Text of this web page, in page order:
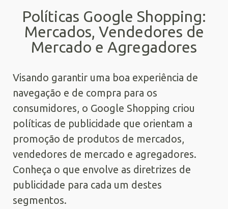
Políticas Google Shopping:
Mercados, Vendedores de
Mercado e Agregadores
Visando garantir uma boa experiência de
navegação e de compra para os
consumidores, o Google Shopping criou
políticas de publicidade que orientam a
promoção de produtos de mercados,
vendedores de mercado e agregadores.
Conheça o que envolve as diretrizes de
publicidade para cada um destes
segmentos.